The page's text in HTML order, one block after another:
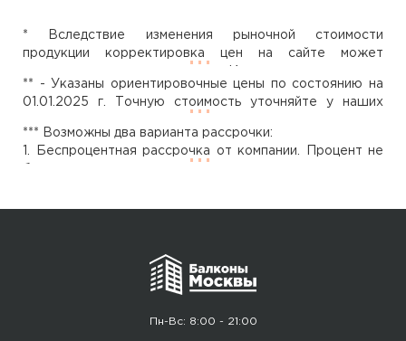
* Вследствие изменения рыночной стоимости
продукции корректировка цен на сайте может
представленная на сайте информация не является
публичной офертой согласно статьи ст. 437
Гражданского кодекса РФ. Точную стоимость можно
рассчитать только после проведения замеров и
обследования застекляемого объекта нашими
** - Указаны ориентировочные цены по состоянию на
01.01.2025 г. Точную стоимость уточняйте у наших
*** Возможны два варианта рассрочки:
1. Беспроцентная рассрочка от компании. Процент не
ключ, положительное решение о беспроцентной
рассрочке принимается в 99 % случаев!!!
2. Рассрочка через банк. Переплата в этом случае
Пн-Вс: 8:00 - 21:00